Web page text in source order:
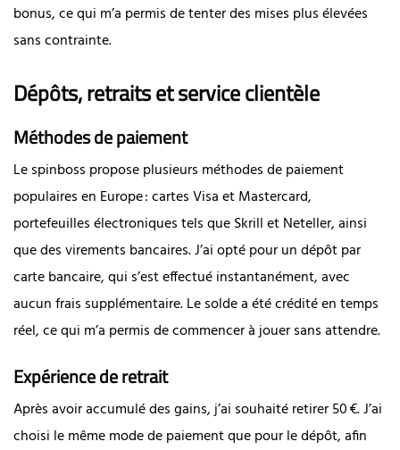
bonus, ce qui m’a permis de tenter des mises plus élevées
sans contrainte.
Dépôts, retraits et service clientèle
Méthodes de paiement
Le spinboss propose plusieurs méthodes de paiement
populaires en Europe : cartes Visa et Mastercard,
portefeuilles électroniques tels que Skrill et Neteller, ainsi
que des virements bancaires. J’ai opté pour un dépôt par
carte bancaire, qui s’est effectué instantanément, avec
aucun frais supplémentaire. Le solde a été crédité en temps
réel, ce qui m’a permis de commencer à jouer sans attendre.
Expérience de retrait
Après avoir accumulé des gains, j’ai souhaité retirer 50 €. J’ai
choisi le même mode de paiement que pour le dépôt, afin